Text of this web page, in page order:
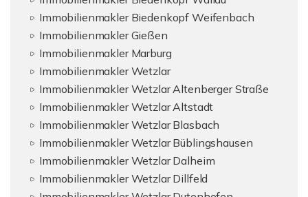
Immobilienmakler Biedenkopf Weifenbach
Immobilienmakler Gießen
Immobilienmakler Marburg
Immobilienmakler Wetzlar
Immobilienmakler Wetzlar Altenberger Straße
Immobilienmakler Wetzlar Altstadt
Immobilienmakler Wetzlar Blasbach
Immobilienmakler Wetzlar Büblingshausen
Immobilienmakler Wetzlar Dalheim
Immobilienmakler Wetzlar Dillfeld